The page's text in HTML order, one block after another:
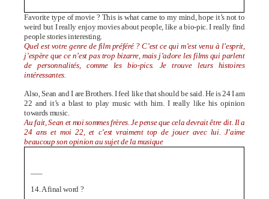
Favorite type of movie ? This is what came to my mind, hope it’s not to
weird but I really enjoy movies about people, like a bio-pic. I really find
people stories interesting.
Quel est votre genre de film préféré ? C’est ce qui m’est venu à l’esprit,
j’espère que ce n’est pas trop bizarre, mais j’adore les films qui parlent
de personnalités, comme les bio-pics. Je trouve leurs histoires
intéressantes.
Also, Sean and I are Brothers. I feel like that should be said. He is 24 I am
22 and it’s a blast to play music with him. I really like his opinion
towards music.
Au fait, Sean et moi sommes frères. Je pense que cela devrait être dit. Il a
24 ans et moi 22, et c’est vraiment top de jouer avec lui. J’aime
beaucoup son opinion au sujet de la musique
—–
14. A final word ?